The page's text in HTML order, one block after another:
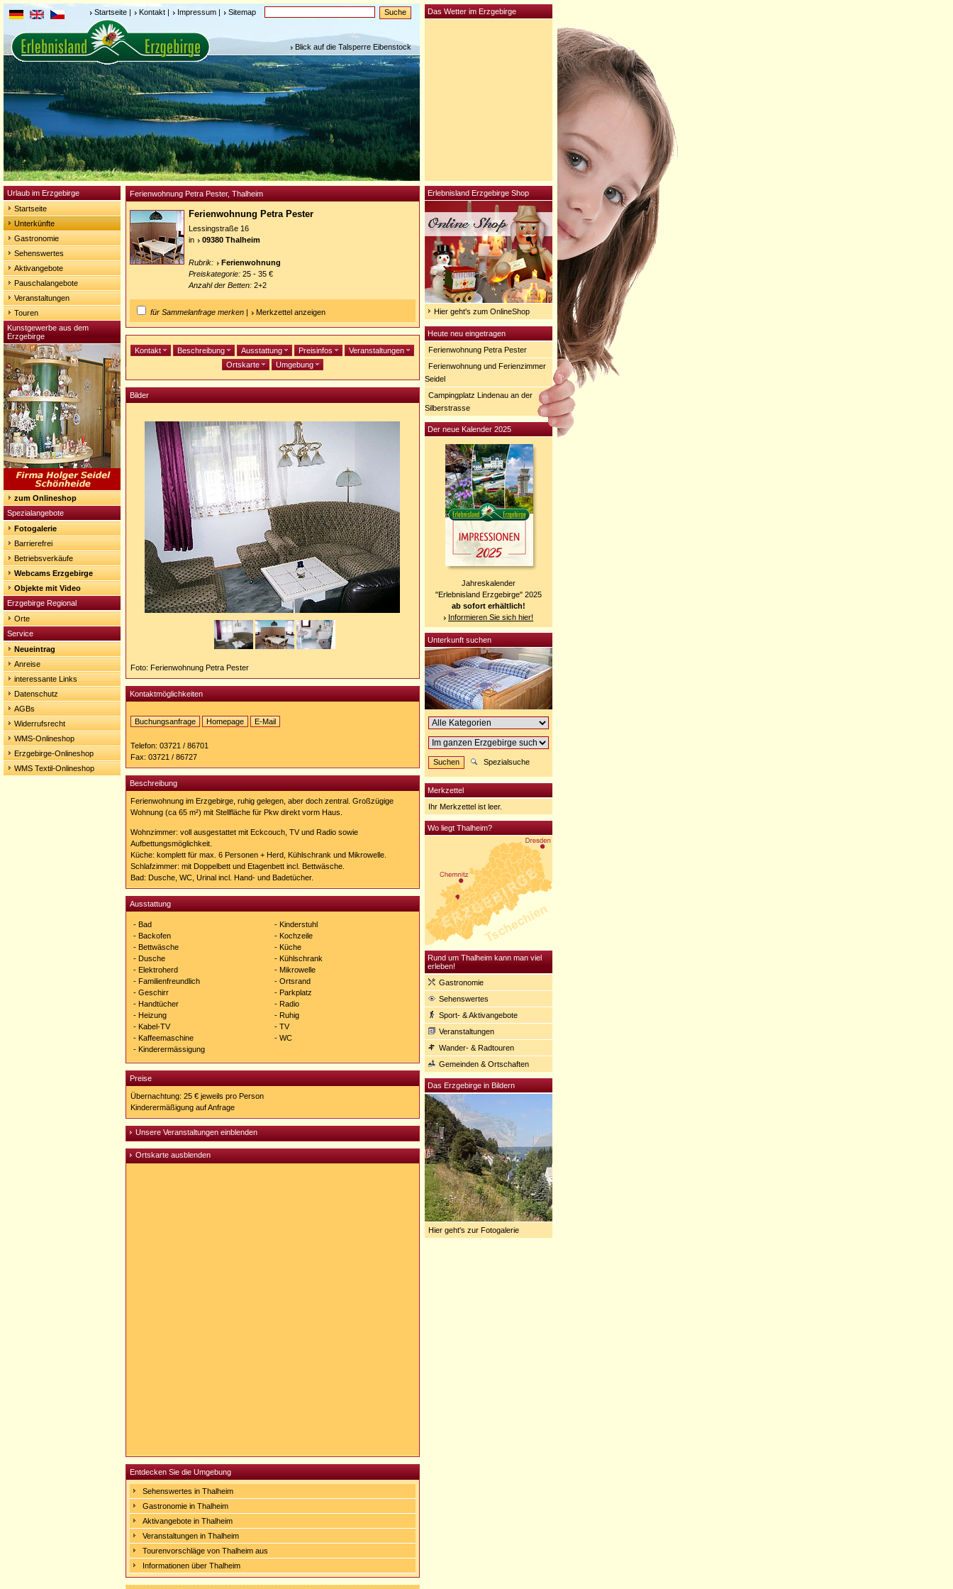
Startseite | Kontakt | Impressum | Sitemap
Blick auf die Talsperre Eibenstock
Urlaub im Erzgebirge
Startseite
Unterkünfte
Gastronomie
Sehenswertes
Aktivangebote
Pauschalangebote
Veranstaltungen
Touren
Kunstgewerbe aus dem
Erzgebirge
zum Onlineshop
Spezialangebote
Fotogalerie
Barrierefrei
Betriebsverkäufe
Webcams Erzgebirge
Objekte mit Video
Erzgebirge Regional
Orte
Service
Neueintrag
Anreise
interessante Links
Datenschutz
AGBs
Widerrufsrecht
WMS-Onlineshop
Erzgebirge-Onlineshop
WMS Textil-Onlineshop
Ferienwohnung Petra Pester, Thalheim
Ferienwohnung Petra Pester
Lessingstraße 16
in
09380 Thalheim
Rubrik:
Ferienwohnung
Preiskategorie: 25 - 35 €
Anzahl der Betten: 2+2
für Sammelanfrage merken | Merkzettel anzeigen
Kontakt Beschreibung Ausstattung Preisinfos
Veranstaltungen
Ortskarte
Umgebung
Bilder
Foto: Ferienwohnung Petra Pester
Kontaktmöglichkeiten
Buchungsanfrage
Homepage
https://http://www.ferienwohnung-
thalheim.de
E-Mail
Telefon: 03721 / 86701
Fax: 03721 / 86727
Beschreibung
Ferienwohnung im Erzgebirge, ruhig gelegen, aber doch zentral. Großzügige
Wohnung (ca 65 m²) mit Stellfläche für Pkw direkt vorm Haus.
Wohnzimmer: voll ausgestattet mit Eckcouch, TV und Radio sowie
Aufbettungsmöglichkeit.
Küche: komplett für max. 6 Personen + Herd, Kühlschrank und Mikrowelle.
Schlafzimmer: mit Doppelbett und Etagenbett incl. Bettwäsche.
Bad: Dusche, WC, Urinal incl. Hand- und Badetücher.
Ausstattung
- Bad
- Backofen
- Bettwäsche
- Dusche
- Elektroherd
- Familienfreundlich
- Geschirr
- Handtücher
- Heizung
- Kabel-TV
- Kaffeemaschine
- Kinderermässigung
- Kinderstuhl
- Kochzeile
- Küche
- Kühlschrank
- Mikrowelle
- Ortsrand
- Parkplatz
- Radio
- Ruhig
- TV
- WC
Preise
Übernachtung: 25 € jeweils pro Person
Kinderermäßigung auf Anfrage
Unsere Veranstaltungen einblenden
Ortskarte ausblenden
Entdecken Sie die Umgebung
Sehenswertes in Thalheim
Gastronomie in Thalheim
Aktivangebote in Thalheim
Veranstaltungen in Thalheim
Tourenvorschläge von Thalheim aus
Informationen über Thalheim
Erlebnisland Erzgebirge Shop
Hier geht's zum OnlineShop
Heute neu eingetragen
Ferienwohnung Petra Pester
Ferienwohnung und Ferienzimmer
Seidel
Campingplatz Lindenau an der
Silberstrasse
Der neue Kalender 2025
Jahreskalender
"Erlebnisland Erzgebirge" 2025
ab sofort erhältlich!
Informieren Sie sich hier!
Unterkunft suchen
Spezialsuche
Merkzettel
Ihr Merkzettel ist leer.
Wo liegt Thalheim?
Rund um Thalheim kann man viel
erleben!
Gastronomie
Sehenswertes
Sport- & Aktivangebote
Veranstaltungen
Wander- & Radtouren
Gemeinden & Ortschaften
Das Erzgebirge in Bildern
Hier geht's zur Fotogalerie
Das Wetter im Erzgebirge